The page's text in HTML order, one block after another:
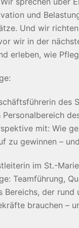
und
Und wir
wir in der
erleben, wie
des
mit: Wie
zu gewinnen –
im St.-
Teamführung,
Bereichs, der
brauchen –